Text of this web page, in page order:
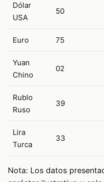
Dólar
USA
50
Euro 75
Yuan
Chino
02
Rublo
Ruso
39
Lira
Turca
33
Nota: Los datos